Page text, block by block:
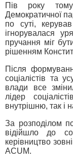
Пів року
Демократичної
по суті,
ігнорувалася
пручання міг
рішенням
Після
соціалістів та
влади все
лідер
внутрішню, так і
За розподілом
відійшло до
керівництво
ACUM.